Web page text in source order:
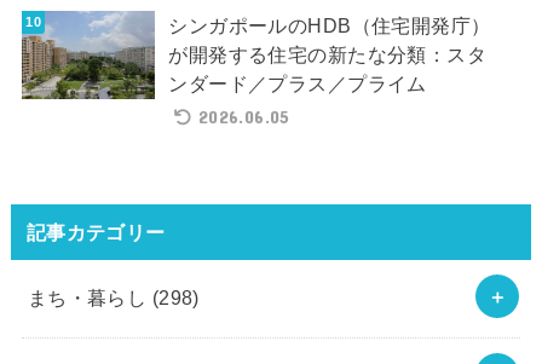
シンガポールのHDB（住宅開発庁）
が開発する住宅の新たな分類：スタ
ンダード／プラス／プライム
2026.06.05
記事カテゴリー
まち・暮らし (298)